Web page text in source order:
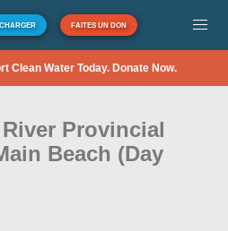
FAITES UN DON
Clean Water Today. Donate Now.
Provincial
Beach (Day